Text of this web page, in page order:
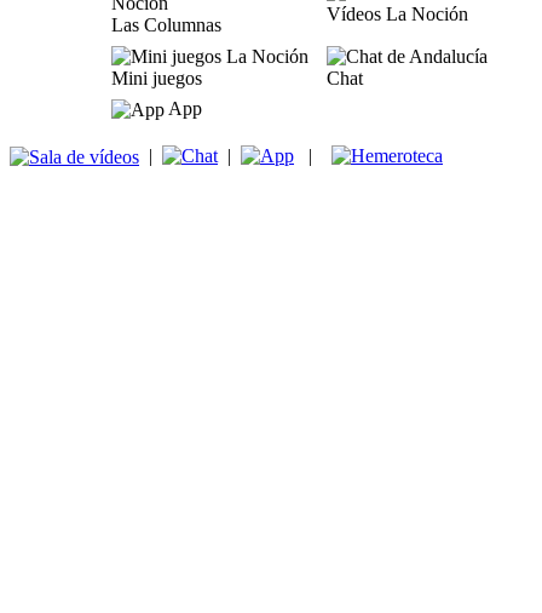
Las Columnas
Vídeos La Noción
Mini juegos
Chat
App
| | |